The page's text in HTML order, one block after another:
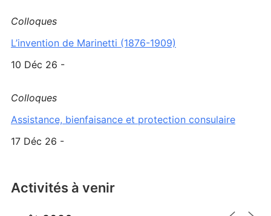
Colloques
L’invention de Marinetti (1876-1909)
10 Déc 26 -
Colloques
Assistance, bienfaisance et protection consulaire
17 Déc 26 -
Activités à venir